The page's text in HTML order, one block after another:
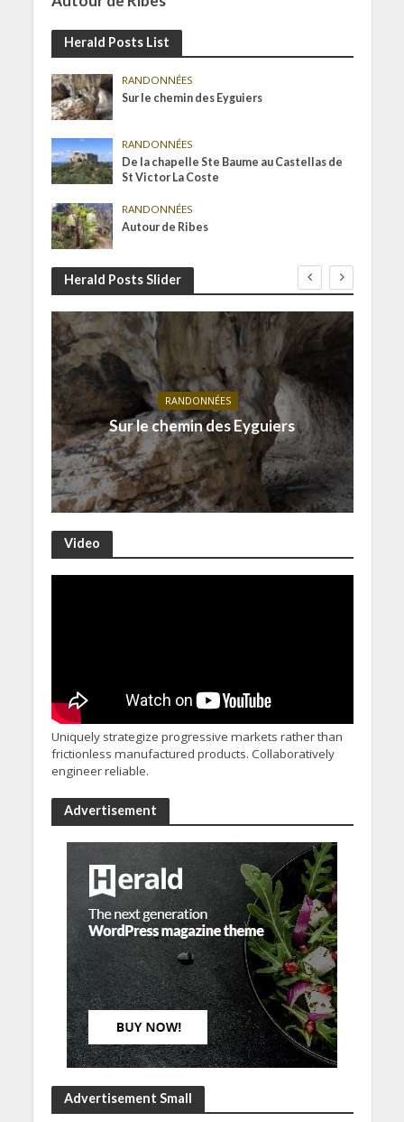
Herald Posts List
RANDONNÉES
Sur le chemin des Eyguiers
RANDONNÉES
De la chapelle Ste Baume au Castellas de
St Victor La Coste
RANDONNÉES
Autour de Ribes
Herald Posts Slider
RANDONNÉES
Sur le chemin des Eyguiers
Video
Uniquely strategize progressive markets rather than
frictionless manufactured products. Collaboratively
engineer reliable.
Advertisement
Advertisement Small